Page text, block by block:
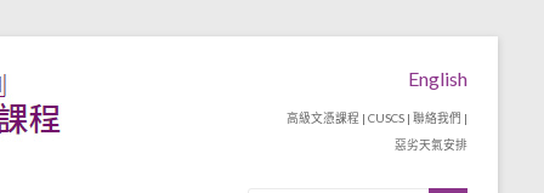
English
高級文憑課程 | CUSCS | 聯絡我們 |
惡劣天氣安排